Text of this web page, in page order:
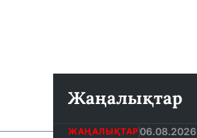
Жаңалықтар
ЖАҢАЛЫҚТАР 06.08.2026